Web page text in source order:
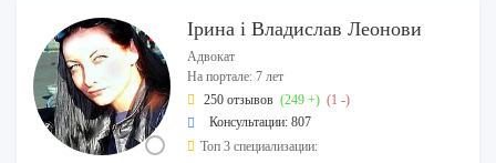
Ірина і Владислав Леонови
Адвокат
На портале: 7 лет
250 отзывов (249 +) (1 -)
Консультации: 807
Топ 3 специализации: